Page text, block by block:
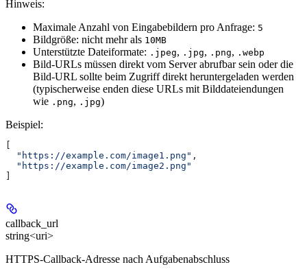
Hinweis:
Maximale Anzahl von Eingabebildern pro Anfrage: 5
Bildgröße: nicht mehr als 10MB
Unterstützte Dateiformate: .jpeg, .jpg, .png, .webp
Bild-URLs müssen direkt vom Server abrufbar sein oder die
Bild-URL sollte beim Zugriff direkt heruntergeladen werden
(typischerweise enden diese URLs mit Bilddateiendungen
wie .png, .jpg)
Beispiel:
  "https://example.com/image1.png"
,
  "https://example.com/image2.png"
callback_url
string<uri>
HTTPS-Callback-Adresse nach Aufgabenabschluss